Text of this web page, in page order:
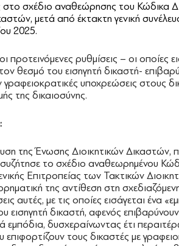
στο σχέδιο αναθεώρησης του Κώδικα
μετά από έκτακτη γενική
2025.
προτεινόμενες ρυθμίσεις – οι οποίες
θεσμό του εισηγητή δικαστή-
υποχρεώσεις στους
της δικαιοσύνης.
της Ένωσης Διοικητικών Δικαστών,
το σχέδιο αναθεωρημένου
Επιτροπείας των Τακτικών
της αντίθεση στη σχεδιαζόμενη
αυτές, με τις οποίες εισάγεται ένα
εισηγητή δικαστή, αφενός
εμπόδια, δυσχεραίνωντας έτι
επιφορτίζουν τους δικαστές με